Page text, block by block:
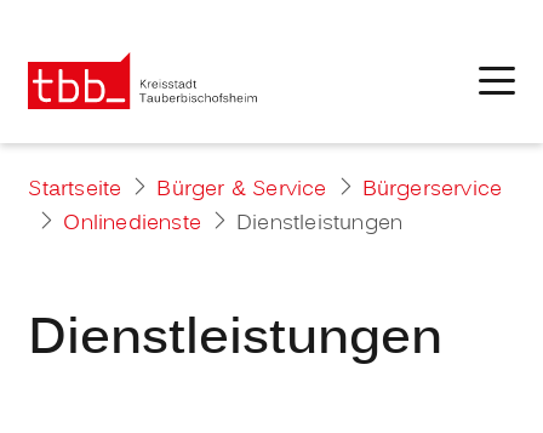
Startseite Bürger & Service
Bürgerservice
Onlinedienste
Dienstleistungen
Dienstleistungen